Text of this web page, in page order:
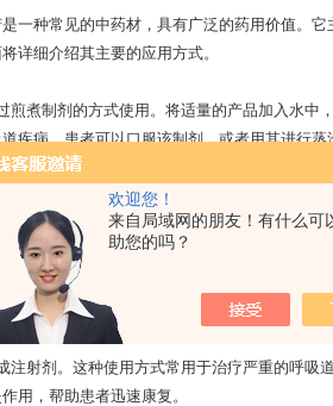
欢迎您！
来自局域网的朋友！有什么可
助您的吗？
种常见的中药材，具有广泛的药用价值。它
详细介绍其主要的应用方式。
煮制剂的方式使用。将适量的产品加入水中
疾病。患者可以口服该制剂，或者用其进行蒸
用药膏或贴剂。将适量的产品与其他药材或
湿疹、皮炎等。具有消炎、止痒、抗过敏的作
服药片或胶囊。经过提取和加工后，将其制
疡等。可以刺激胃黏膜，增加胃液分泌，促进
射剂。这种使用方式常用于治疗严重的呼吸
用，帮助患者迅速康复。